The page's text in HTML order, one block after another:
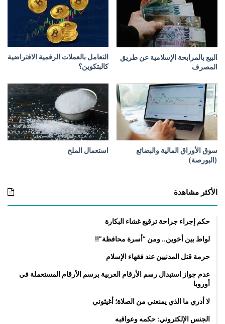
أ
ن
ج
ن
ي
ن
ب
ف
ة
البيع بالمرابحة الإسلامية عن طريق
المصرف
التعامل بالعملات الرقمية الافتراضية
كالبتكوين؟
سوق الأوراق المالية والبضائع
(البورصة)
استعمال الملح
الأكثر مشاهدة
حكم إجراء جراحة ترقيع غشاء البكارة
لواط بين أخوين.. ومن “أسرة محافظة”!!
حرمة قتل المدنيين عند فقهاء الإسلام
عدم جواز استبدال رسم الأرقام العربية برسم الأرقام المستعملة في
أوروبا
لا أدري ما الذي يمنعني من الصلاة؛ أغيثوني
الجنس الإلكتروني: حكمه وعواقبه